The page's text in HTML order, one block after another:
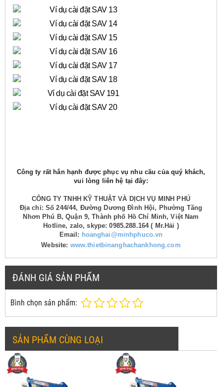
Công ty rất hân hạnh được phục vụ nhu cầu của quý khách,
vui lòng liên hệ tại đây:
CÔNG TY TNHH KỸ THUẬT VÀ DỊCH VỤ MINH PHÚ
Địa chỉ: Số 244/44, Đường Dương Đình Hội, Phường Tăng
Nhơn Phú B, Quận 9, Thành phố Hồ Chí Minh, Việt Nam
Hotline, zalo, skype: 0985.288.164 ( Mr.Hải )
Email: hoanghai@minhphuco.vn
Website: www.thietbinanghachankhong.com
ĐÁNH GIÁ SẢN PHẨM
Bình chọn sản phẩm:
SẢN PHẨM CÙNG LOẠI